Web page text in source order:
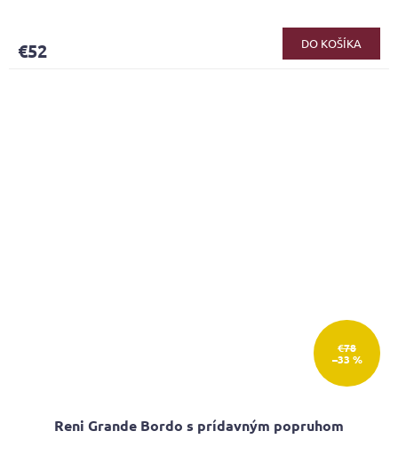
€52 DO KOŠÍKA
€78
–33 %
Reni Grande Bordo s prídavným popruhom